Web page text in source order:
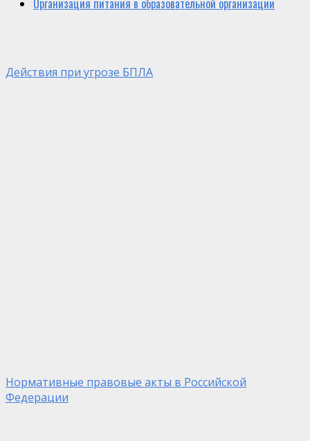
Действия при угрозе БПЛА
Нормативные правовые акты в Российской
Федерации